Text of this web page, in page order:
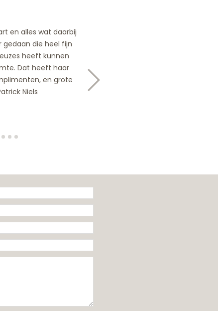
en alles wat daarbij
die heel fijn
heeft kunnen
Dat heeft haar
en grote
Niels